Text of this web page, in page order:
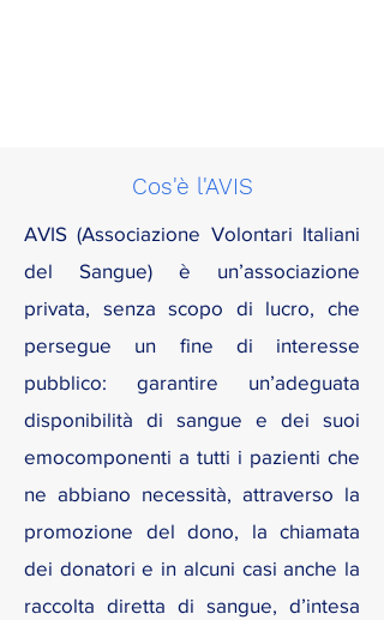
Cos'è l'AVIS
AVIS (Associazione Volontari Italiani
del Sangue) è un’associazione
privata, senza scopo di lucro, che
persegue un fine di interesse
pubblico: garantire un’adeguata
disponibilità di sangue e dei suoi
emocomponenti a tutti i pazienti che
ne abbiano necessità, attraverso la
promozione del dono, la chiamata
dei donatori e in alcuni casi anche la
raccolta diretta di sangue, d’intesa